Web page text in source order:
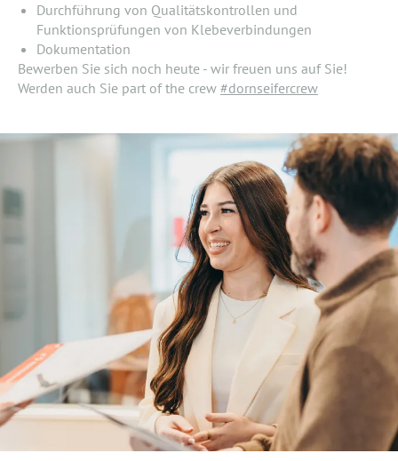
Durchführung von Qualitätskontrollen und
Funktionsprüfungen von Klebeverbindungen
Dokumentation
Bewerben Sie sich noch heute - wir freuen uns auf Sie!
Werden auch Sie part of the crew #dornseifercrew